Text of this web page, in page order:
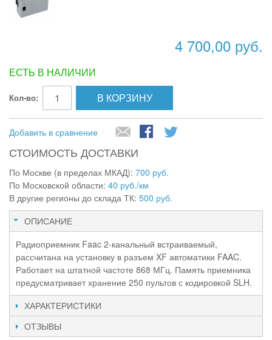
4 700,00 руб.
ЕСТЬ В НАЛИЧИИ
Кол-во: В КОРЗИНУ
Добавить в сравнение
СТОИМОСТЬ ДОСТАВКИ
По Москве (в пределах МКАД): 700 руб.
По Московской области: 40 руб./км
В другие регионы до склада ТК: 500 руб.
ОПИСАНИЕ
Радиоприемник Faac 2-канальный встраиваемый,
рассчитана на установку в разъем XF автоматики FAAC.
Работает на штатной частоте 868 МГц. Память приемника
предусматривает хранение 250 пультов с кодировкой SLH.
ХАРАКТЕРИСТИКИ
ОТЗЫВЫ